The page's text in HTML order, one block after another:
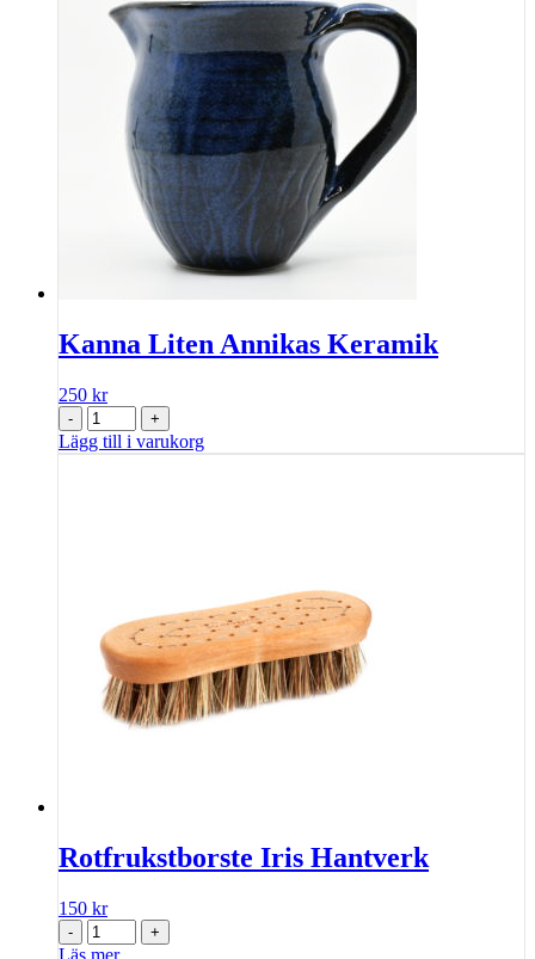
Kanna Liten Annikas Keramik
250 kr
- +
Lägg till i varukorg
Rotfrukstborste Iris Hantverk
150 kr
- +
Läs mer